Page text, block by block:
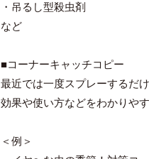
・吊るし型殺虫剤
など
■コーナーキャッチコピー
最近では一度スプレーするだ
効果や使い方などをわかりや
＜例＞